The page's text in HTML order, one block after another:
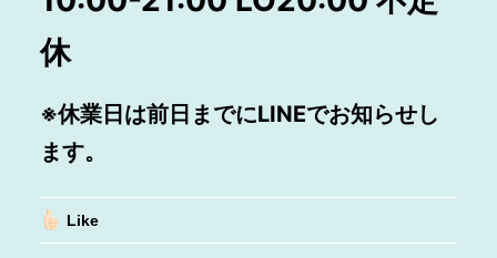
休
※休業日は前日までにLINEでお知らせし
ます。
Like